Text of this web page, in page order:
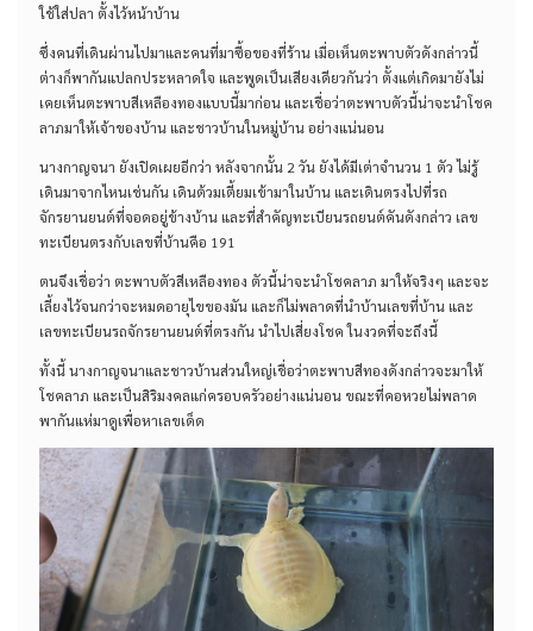
ใช้ใส่ปลา ตั้งไว้หน้าบ้าน
ซึ่งคนที่เดินผ่านไปมาและคนที่มาซื้อของที่ร้าน เมื่อเห็นตะพาบตัวดังกล่าวนี้
ต่างก็พากันแปลกประหลาดใจ และพูดเป็นเสียงเดียวกันว่า ตั้งแต่เกิดมายังไม่
เคยเห็นตะพาบสีเหลืองทองแบบนี้มาก่อน และเชื่อว่าตะพาบตัวนี้น่าจะนำโชค
ลาภมาให้เจ้าของบ้าน และชาวบ้านในหมู่บ้าน อย่างแน่นอน
นางกาญจนา ยังเปิดเผยอีกว่า หลังจากนั้น 2 วัน ยังได้มีเต่าจำนวน 1 ตัว ไม่รู้
เดินมาจากไหนเช่นกัน เดินต้วมเตี้ยมเข้ามาในบ้าน และเดินตรงไปที่รถ
จักรยานยนต์ที่จอดอยู่ข้างบ้าน และที่สำคัญทะเบียนรถยนต์คันดังกล่าว เลข
ทะเบียนตรงกับเลขที่บ้านคือ 191
ตนจึงเชื่อว่า ตะพาบตัวสีเหลืองทอง ตัวนี้น่าจะนำโชคลาภ มาให้จริงๆ และจะ
เลี้ยงไว้จนกว่าจะหมดอายุไขของมัน และก็ไม่พลาดที่นำบ้านเลขที่บ้าน และ
เลขทะเบียนรถจักรยานยนต์ที่ตรงกัน นำไปเสี่ยงโชค ในงวดที่จะถึงนี้
ทั้งนี้ นางกาญจนาและชาวบ้านส่วนใหญ่เชื่อว่าตะพาบสีทองดังกล่าวจะมาให้
โชคลาภ และเป็นสิริมงคลแก่ครอบครัวอย่างแน่นอน ขณะที่คอหวยไม่พลาด
พากันแห่มาดูเพื่อหาเลขเด็ด